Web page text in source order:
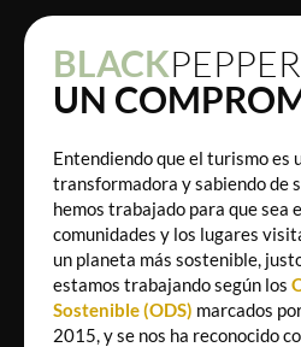
BLACKPEPPER
UN
Entendiendo que el turismo es
transformadora y sabiendo de
hemos trabajado para que sea
comunidades y los lugares
un planeta más sostenible,
estamos trabajando según los
Sostenible (ODS) marcados
2015, y se nos ha reconocido